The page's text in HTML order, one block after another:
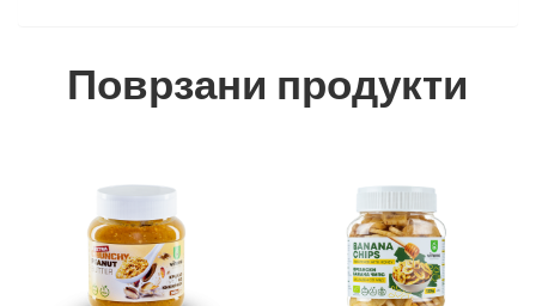
Поврзани продукти